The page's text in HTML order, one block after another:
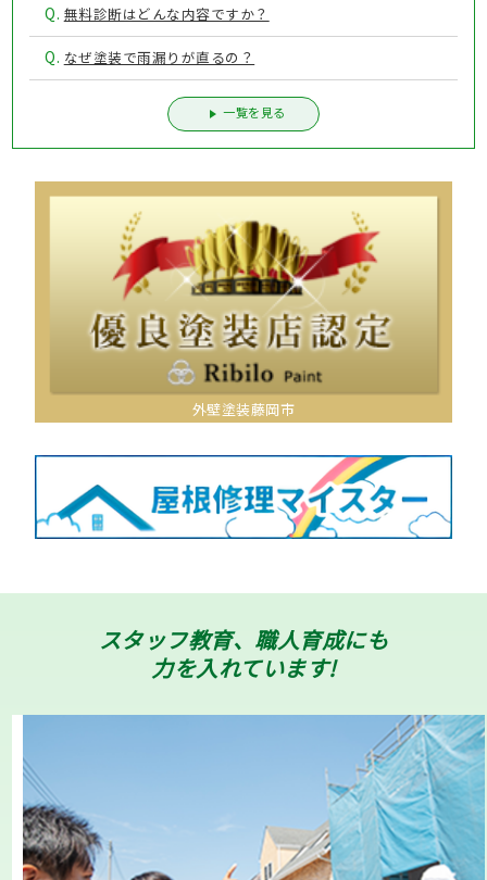
Q. 無料診断はどんな内容ですか？
Q. なぜ塗装で雨漏りが直るの？
一覧を見る
外壁塗装藤岡市
スタッフ教育、職人育成にも
力を入れています!